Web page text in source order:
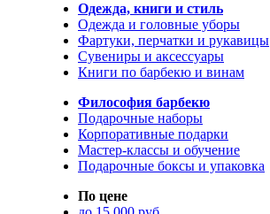
Одежда, книги и стиль
Одежда и головные уборы
Фартуки, перчатки и рукавицы
Сувениры и аксессуары
Книги по барбекю и винам
Философия барбекю
Подарочные наборы
Корпоративные подарки
Мастер-классы и обучение
Подарочные боксы и упаковка
По цене